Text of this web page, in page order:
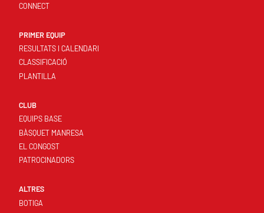
CONNECT
PRIMER EQUIP
RESULTATS I CALENDARI
CLASSIFICACIÓ
PLANTILLA
CLUB
EQUIPS BASE
BÀSQUET MANRESA
EL CONGOST
PATROCINADORS
ALTRES
BOTIGA